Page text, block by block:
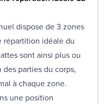
dispose de 3 zones
idéale du
sont ainsi plus ou
parties du corps,
à chaque zone.
une position